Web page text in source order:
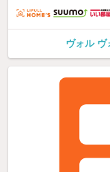
ヴォル ヴ